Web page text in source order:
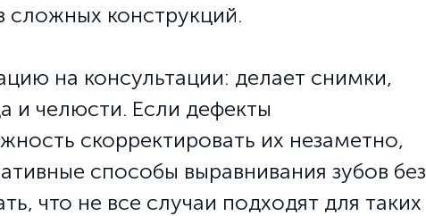
сложных конструкций.
на консультации: делает снимки,
и челюсти. Если дефекты
скорректировать их незаметно,
способы выравнивания зубов без
что не все случаи подходят для таких